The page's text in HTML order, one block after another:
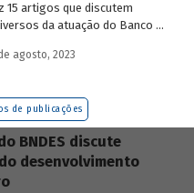
15 artigos que discutem
da atuação do Banco e
agosto, 2023
de publicações
BNDES discute
desenvolvimento